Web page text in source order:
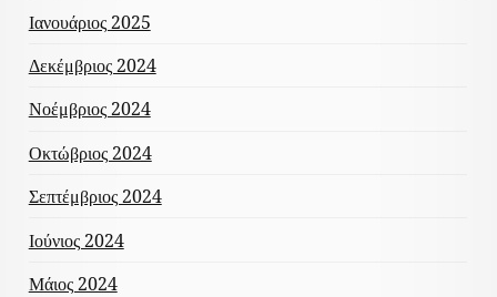
Ιανουάριος 2025
Δεκέμβριος 2024
Νοέμβριος 2024
Οκτώβριος 2024
Σεπτέμβριος 2024
Ιούνιος 2024
Μάιος 2024